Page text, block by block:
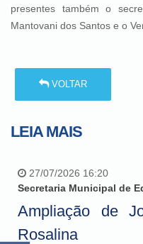
presentes também o
Mantovani dos Santos e o
VOLTAR
LEIA MAIS
27/07/2026 16:20
Secretaria Municipal de
Ampliação de
Rosalina